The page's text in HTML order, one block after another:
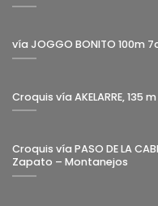
vía JOGGO BONITO 100m
Croquis vía AKELARRE,
Croquis vía PASO DE LA
Zapato – Montanejos